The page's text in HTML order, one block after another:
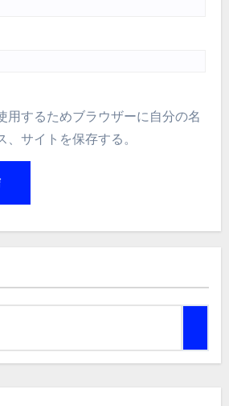
用するためブラウザーに自分の名
サイトを保存する。